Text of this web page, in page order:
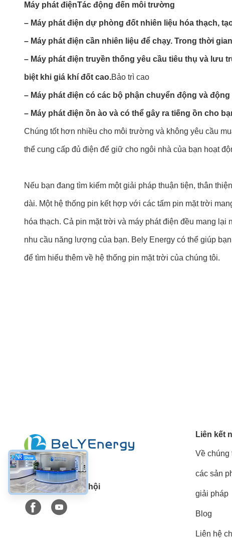
Máy phát điệnTác động đến môi trường
– Máy phát điện dự phòng đốt nhiên liệu hóa thạch,
– Máy phát điện cần nhiên liệu để chạy. Trong thời
– Máy phát điện truyền thống yêu cầu tiêu thụ và lưu
biệt khi giá khí đốt cao.Bảo trì cao
– Máy phát điện có các bộ phận chuyển động và
– Máy phát điện ồn ào và có thể gây ra tiếng ồn cho
Chúng tốt hơn nhiều cho môi trường và không yêu cầu
thể cung cấp đủ điện để giữ cho ngôi nhà của bạn hoạt
Nếu bạn đang tìm kiếm một giải pháp thuận tiện, thân
dài. Một hệ thống pin kết hợp với các tấm pin mặt trời
hóa thạch. Cả pin mặt trời và máy phát điện đều mang
nhu cầu năng lượng của bạn. Bely Energy có thể giúp
để tìm hiểu thêm về hệ thống pin mặt trời của chúng tôi.
Truyền thông xã hội
Liên kết
Về chúng
các sản
giải pháp
Blog
Liên hệ